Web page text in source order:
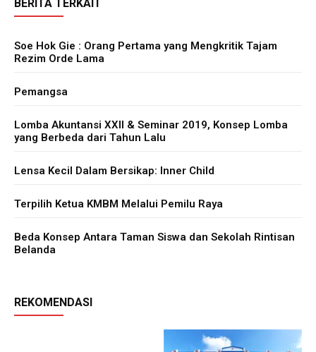
BERITA TERKAIT
Soe Hok Gie : Orang Pertama yang Mengkritik Tajam
Rezim Orde Lama
Pemangsa
Lomba Akuntansi XXII & Seminar 2019, Konsep Lomba
yang Berbeda dari Tahun Lalu
Lensa Kecil Dalam Bersikap: Inner Child
Terpilih Ketua KMBM Melalui Pemilu Raya
Beda Konsep Antara Taman Siswa dan Sekolah Rintisan
Belanda
REKOMENDASI